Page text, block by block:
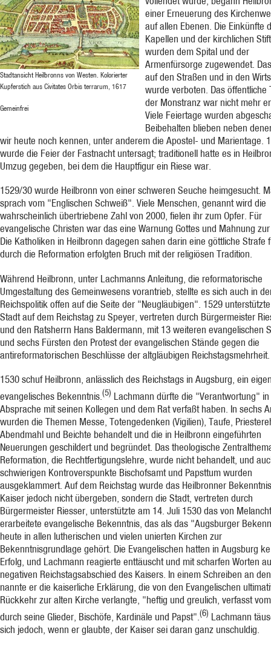
Stadtansicht Heilbronns von Westen. Kolorierter
Kupferstich aus Civitates Orbis terrarum, 1617
Gemeinfrei
einer Erneuerung des
auf allen Ebenen. Die Einkünfte
Kapellen und der kirchlichen
wurden dem Spital und der
Armenfürsorge zugewendet.
auf den Straßen und in den
wurde verboten. Das öffentliche
der Monstranz war nicht mehr
Viele Feiertage wurden
Beibehalten blieben neben
wir heute noch kennen, unter anderem die Apostel- und Marientage.
wurde die Feier der Fastnacht untersagt; traditionell hatte es in
Umzug gegeben, bei dem die Hauptfigur ein Riese war.
1529/30 wurde Heilbronn von einer schweren Seuche heimgesucht.
sprach vom "Englischen Schweiß". Viele Menschen, genannt wird die
wahrscheinlich übertriebene Zahl von 2000, fielen ihr zum Opfer. Für
evangelische Christen war das eine Warnung Gottes und Mahnung
Die Katholiken in Heilbronn dagegen sahen darin eine göttliche Strafe
durch die Reformation erfolgten Bruch mit der religiösen Tradition.
Während Heilbronn, unter Lachmanns Anleitung, die reformatorische
Umgestaltung des Gemeinwesens vorantrieb, stellte es sich auch in
Reichspolitik offen auf die Seite der "Neugläubigen". 1529
Stadt auf dem Reichstag zu Speyer, vertreten durch Bürgermeister
und den Ratsherrn Hans Baldermann, mit 13 weiteren evangelischen
und sechs Fürsten den Protest der evangelischen Stände gegen die
antireformatorischen Beschlüsse der altgläubigen Reichstagsmehrheit.
1530 schuf Heilbronn, anlässlich des Reichstags in Augsburg, ein
evangelisches Bekenntnis.(5) Lachmann dürfte die "Verantwortung" in
Absprache mit seinen Kollegen und dem Rat verfaßt haben. In sechs
wurden die Themen Messe, Totengedenken (Vigilien), Taufe,
Abendmahl und Beichte behandelt und die in Heilbronn eingeführten
Neuerungen geschildert und begründet. Das theologische
Reformation, die Rechtfertigungslehre, wurde nicht behandelt, und
schwierigen Kontroverspunkte Bischofsamt und Papsttum wurden
ausgeklammert. Auf dem Reichstag wurde das Heilbronner
Kaiser jedoch nicht übergeben, sondern die Stadt, vertreten durch
Bürgermeister Riesser, unterstützte am 14. Juli 1530 das von
erarbeitete evangelische Bekenntnis, das als das "Augsburger
heute in allen lutherischen und vielen unierten Kirchen zur
Bekenntnisgrundlage gehört. Die Evangelischen hatten in Augsburg
Erfolg, und Lachmann reagierte enttäuscht und mit scharfen Worten
negativen Reichstagsabschied des Kaisers. In einem Schreiben an
nannte er die kaiserliche Erklärung, die von den Evangelischen
Rückkehr zur alten Kirche verlangte, "heftig und greulich, verfasst
durch seine Glieder, Bischöfe, Kardinäle und Papst". (6) Lachmann
sich jedoch, wenn er glaubte, der Kaiser sei daran ganz unschuldig.